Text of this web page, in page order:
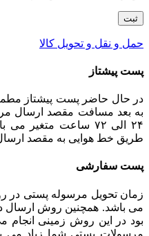
حمل و نقل و تحویل کالا
پست پیشتاز
در حال حاضر پست پیشتاز
به بعد مسافت مقصد ارسال
۲۴ الی ۷۲ ساعت
طریق خط هوایی به مقصد
پست سفارشی
زمان تحویل مرسوله پستی
می باشد. همچنین روش ارسال
بود در این روش زمینی انجام
مرسولات پستی شما زیاد